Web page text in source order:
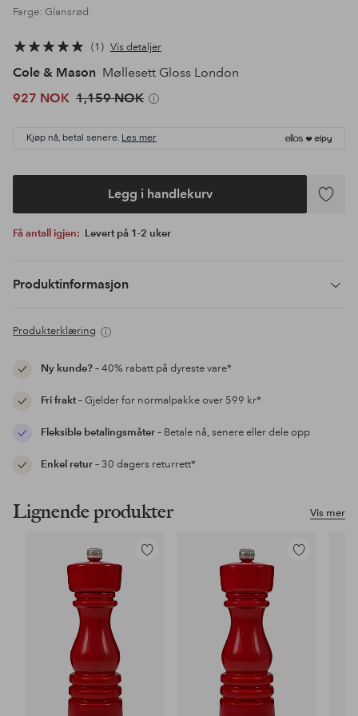
Farge: Glansrød
1 Vis detaljer
Cole & Mason Møllesett Gloss London
927 NOK 1,159 NOK
Kjøp nå, betal senere. Les mer
Legg i handlekurv
Legg
Få antall igjen: Levert på 1-2 uker
Produktinformasjon
Produkterklæring
Ny kunde?– 40% rabatt på dyreste vare*
Fri frakt– Gjelder for normalpakke over 599 kr*
Fleksible betalingsmåter– Betale nå, senere eller dele opp
Enkel retur– 30 dagers returrett*
Vis mer
Lignende produkter
Legg
Legg